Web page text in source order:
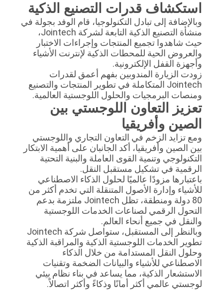
استكشاف قدرات التصنيع الذكية
وبالإضافة إلى تبادل التكنولوجيا، قام الوفد بجولة في
منشأة التصنيع الذكية التابعة لشركة Jointech،
حيث شاهدوا تجميع المنتجات وإجراءات الاختبار
والعروض الحية للمحطات الذكية لإنترنت الأشياء
وأجهزة القفل الإلكترونية.
زودت الزيارة المندوبين بفهم أعمق لقدرات
Jointech المتكاملة في تطوير المنتجات والتصنيع
ومنصات البرمجيات والحلول اللوجستية العالمية.
تعزيز التعاون اللوجستي بين
الصين وأفريقيا
ومع تزايد الزخم في التعاون التجاري واللوجستي
بين الصين وأفريقيا، أكد الجانبان على أهمية الابتكار
التكنولوجي وتنمية القوى العاملة والبنية التحتية
الرقمية في تشكيل مستقبل النقل.
باعتبارها مزودًا عالميًا لحلول الذكاء الاصطناعي
للأشياء وإدارة الأصول المتنقلة التي تخدم أكثر من
80 دولة ومنطقة، تظل Jointech ملتزمة بدعم
التحول الرقمي لصناعات الخدمات اللوجستية
والنقل في جميع أنحاء العالم.
وبالنظر إلى المستقبل، ستواصل شركة Jointech
تطوير الخدمات اللوجستية الذكية والمراقبة الذكية
وحلول النقل المستدامة من خلال الذكاء
الاصطناعي للأشياء والبيانات الضخمة وتقنيات
الاستشعار الذكية، مما يساعد في بناء نظام بيئي
لوجستي عالمي أكثر أمانًا وذكاءً وأكثر اتصالاً.